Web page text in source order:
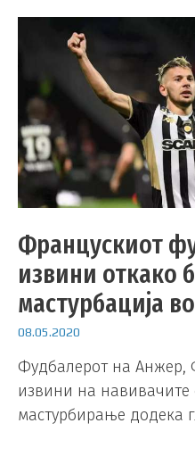
Францускиот
извини откако
мастурбација
08.05.2020
Фудбалерот на Анжер,
извини на навивачите
мастурбирање додека